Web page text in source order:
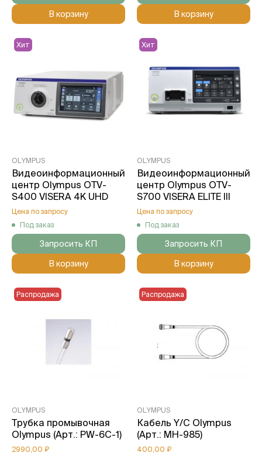
В корзину В корзину
OLYMPUS
Видеоинформационный
центр Olympus OTV-
S400 VISERA 4K UHD
Цена по запросу
Под заказ
Хит
Запросить КП
В корзину
OLYMPUS
Видеоинформационный
центр Olympus OTV-
S700 VISERA ELITE III
Цена по запросу
Под заказ
Хит
Запросить КП
В корзину
OLYMPUS
Трубка промывочная
Olympus (Арт.: PW-6C-1)
2990,00 ₽
Распродажа
OLYMPUS
Кабель Y/C Olympus
(Арт.: MH-985)
400,00 ₽
Распродажа